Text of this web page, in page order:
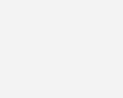
Bệnh viện Đa khoa An
Với nhiều năm kinh nghiệm
bệnh viêm amidan. Chúng